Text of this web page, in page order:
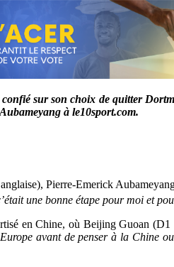
confié sur son choix de quitter
à le10sport.com.
Pierre-Emerick
une bonne étape pour moi et
en Chine, où Beijing Guoan
avant de penser à la Chine